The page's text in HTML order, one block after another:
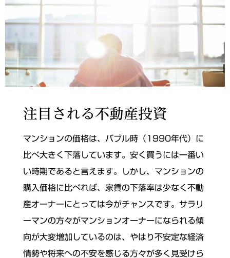
注目される不動産投資
マンションの価格は、バブル時（1990年代）に
比べ大きく下落しています。安く買うには一番い
い時期であると言えます。
しかし、マンションの
購入価格に比べれば、家賃の下落率は少なく不動
産オーナーにとっては今がチャンスです。 サラリ
ーマンの方々がマンションオーナーになられる傾
向が大変増加しているのは、やはり不安定な経済
情勢や将来への不安を感じる方々が多く見受けら